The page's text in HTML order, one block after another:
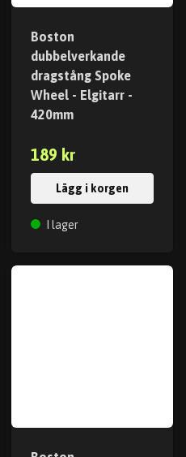
Boston
dubbelverkande
dragstång Spoke
Wheel - Elgitarr -
420mm
189 kr
Lägg i korgen
I lager